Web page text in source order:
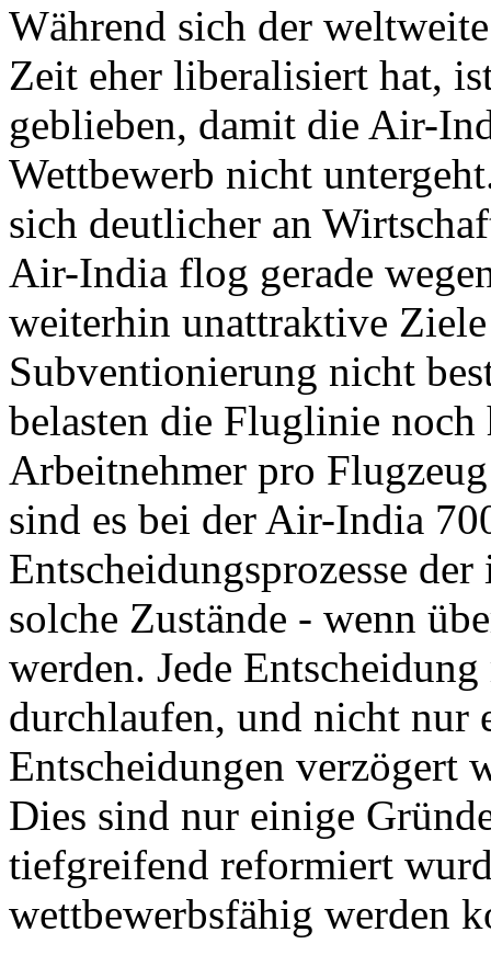
Während sich der
Zeit eher liberalisiert hat,
geblieben, damit die Air-
Wettbewerb nicht
sich deutlicher an
Air-India flog gerade
weiterhin unattraktive
Subventionierung nicht
belasten die Fluglinie
Arbeitnehmer pro
sind es bei der Air-India
Entscheidungsprozesse
solche Zustände - wenn
werden. Jede
durchlaufen, und nicht nur
Entscheidungen verzögert
Dies sind nur einige
tiefgreifend reformiert
wettbewerbsfähig werden